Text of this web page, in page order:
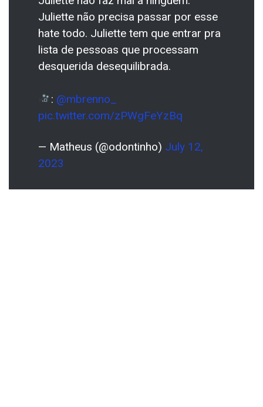
Juliette não precisa passar por esse
hate todo. Juliette tem que entrar pra
lista de pessoas que processam
desquerida desequilibrada.
: @mbrenno_
pic.twitter.com/zPWgFeYzBq
— Matheus (@odontinho) July 12,
2023